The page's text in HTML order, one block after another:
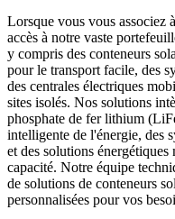
Lorsque vous vous associez
accès à notre vaste
y compris des conteneurs
pour le transport facile, des
des centrales électriques
sites isolés. Nos solutions
phosphate de fer lithium
intelligente de l'énergie, des
et des solutions
capacité. Notre équipe
de solutions de conteneurs
personnalisées pour vos